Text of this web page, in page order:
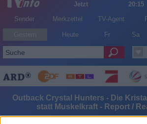
Jetzt 20:15
Sender
Merkzettel TV-Agent
Heute Fr Sa
Outback Crystal Hunters - Die
statt Muskelkraft - Report /